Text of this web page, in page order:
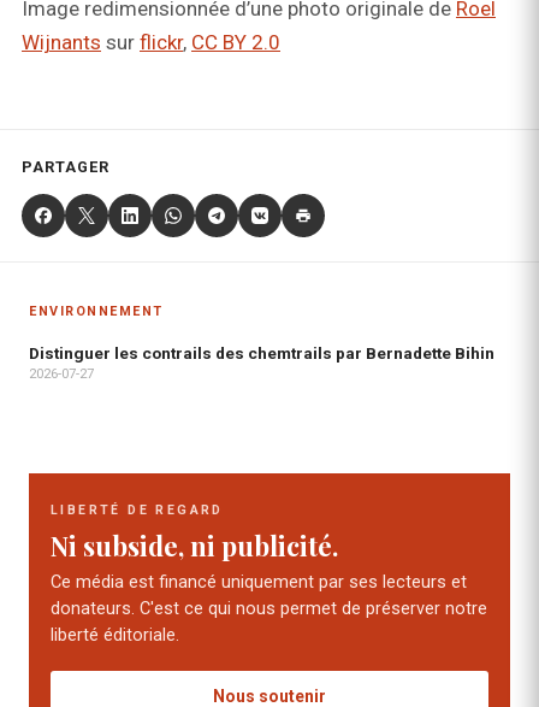
Image redimensionnée d’une photo originale de Roel
Wijnants sur flickr, CC BY 2.0
PARTAGER
ENVIRONNEMENT
Distinguer les contrails des chemtrails par Bernadette Bihin
2026-07-27
LIBERTÉ DE REGARD
Ni subside, ni publicité.
Ce média est financé uniquement par ses lecteurs et
donateurs. C'est ce qui nous permet de préserver notre
liberté éditoriale.
Nous soutenir